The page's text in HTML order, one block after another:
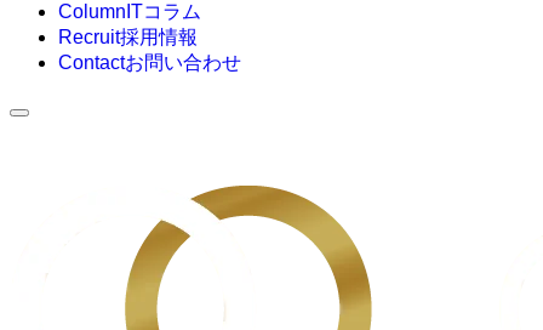
Column ITコラム
Recruit採用情報
Contactお問い合わせ